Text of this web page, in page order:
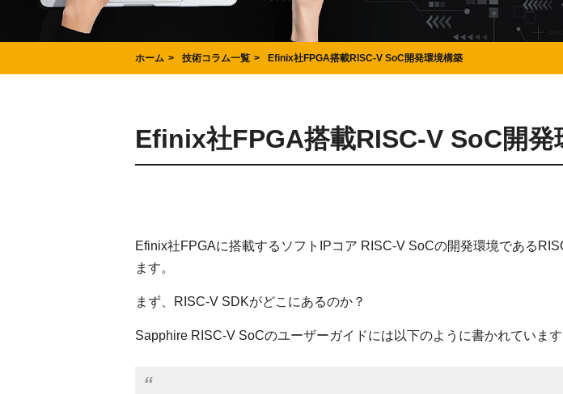
ホーム 技術コラム一覧 Efinix社FPGA搭載RISC-V SoC開発環境構築
Efinix社FPGA搭載RISC-V SoC開発
Efinix社FPGAに搭載するソフトIPコア RISC-V SoCの開発環境である
ます。
まず、RISC-V SDKがどこにあるのか？
Sapphire RISC-V SoCのユーザーガイドには以下のように書かれています